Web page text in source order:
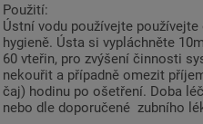
Použití:
Ústní vodu používejte
hygieně. Ústa si vypláchněte
60 vteřin, pro zvýšení činnosti
nekouřit a případně omezit
čaj) hodinu po ošetření. Doba
nebo dle doporučené zubního